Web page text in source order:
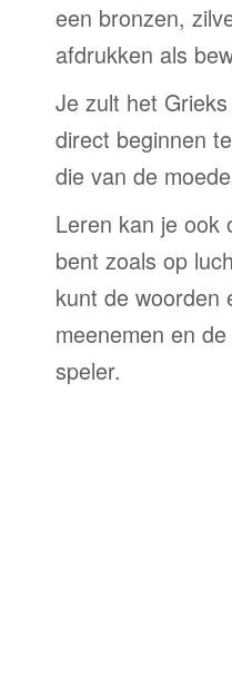
een bronzen,
afdrukken als
Je zult het
direct beginnen
die van de
Leren kan je ook
bent zoals op
kunt de woorden
meenemen en
speler.